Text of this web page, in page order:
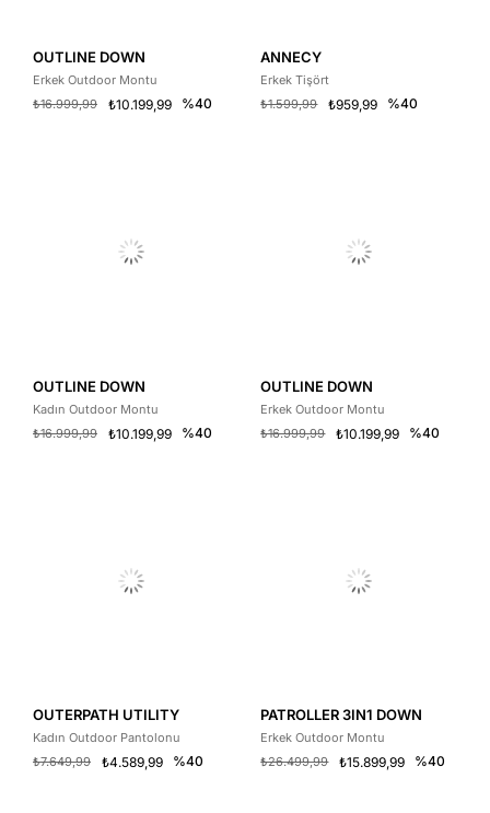
OUTLINE DOWN
Erkek Outdoor Montu
₺10.199,99
₺16.999,99 %40
ANNECY
Erkek Tişört
₺959,99
₺1.599,99 %40
OUTLINE DOWN
Kadın Outdoor Montu
₺10.199,99
₺16.999,99 %40
OUTLINE DOWN
Erkek Outdoor Montu
₺10.199,99
₺16.999,99 %40
OUTERPATH UTILITY
Kadın Outdoor Pantolonu
₺4.589,99
₺7.649,99 %40
PATROLLER 3IN1 DOWN
Erkek Outdoor Montu
₺15.899,99
₺26.499,99 %40